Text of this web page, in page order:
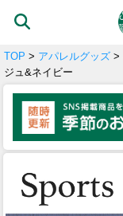
TOP > アパレルグッズ >
ジュ&ネイビー